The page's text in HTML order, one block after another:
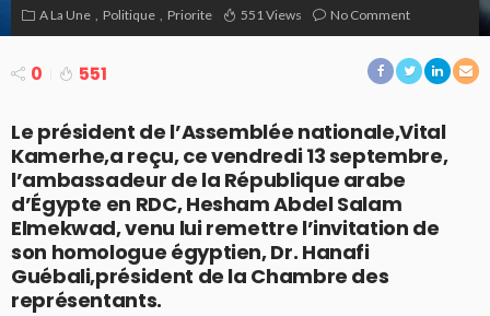
A La Une Politique Priorite 551 Views No Comment
0 551
Le président de l’Assemblée nationale,Vital
Kamerhe,a reçu, ce vendredi 13 septembre,
l’ambassadeur de la République arabe
d’Égypte en RDC, Hesham Abdel Salam
Elmekwad, venu lui remettre l’invitation de
son homologue égyptien, Dr. Hanafi
Guébali,président de la Chambre des
représentants.